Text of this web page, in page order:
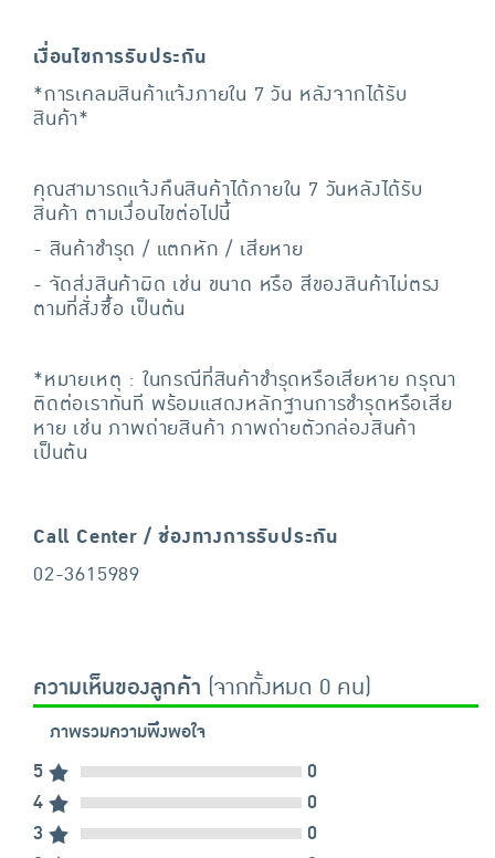
เงื่อนไขการรับประกัน
*การเคลมสินค้าแจ้งภายใน 7 วัน หลังจากได้รับ
สินค้า*
คุณสามารถแจ้งคืนสินค้าได้ภายใน 7 วันหลังได้รับ
สินค้า ตามเงื่อนไขต่อไปนี้
- สินค้าชำรุด / แตกหัก / เสียหาย
- จัดส่งสินค้าผิด เช่น ขนาด หรือ สีของสินค้าไม่ตรง
ตามที่สั่งซื้อ เป็นต้น
*หมายเหตุ : ในกรณีที่สินค้าชำรุดหรือเสียหาย กรุณา
ติดต่อเราทันที พร้อมแสดงหลักฐานการชำรุดหรือเสีย
หาย เช่น ภาพถ่ายสินค้า ภาพถ่ายตัวกล่องสินค้า
เป็นต้น
Call Center / ช่องทางการรับประกัน
02-3615989
ความเห็นของลูกค้า (จากทั้งหมด 0 คน)
ภาพรวมความพึงพอใจ
5
0
4
0
3
0